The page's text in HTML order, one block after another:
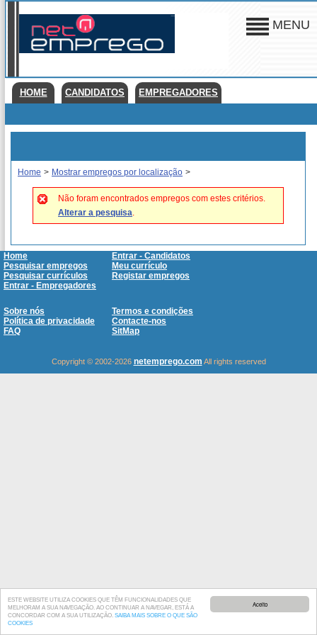
Aceito
ESTE WEBSITE UTILIZA COOKIES QUE TÊM FUNCIONALIDADES QUE
MELHORAM A SUA NAVEGAÇÃO. AO CONTINUAR A NAVEGAR, ESTÁ A
CONCORDAR COM A SUA UTILIZAÇÃO. SAIBA MAIS SOBRE O QUE SÃO
COOKIES
MENU
HOME CANDIDATOS EMPREGADORES
Home > Mostrar empregos por localização >
Não foram encontrados empregos com estes critérios.
Alterar a pesquisa.
Home
Entrar - Candidatos
Pesquisar empregos
Meu currículo
Pesquisar currículos
Registar empregos
Entrar - Empregadores
Sobre nós
Termos e condições
Política de privacidade
Contacte-nos
FAQ
SitMap
Copyright © 2002-2026 netemprego.com All rights reserved